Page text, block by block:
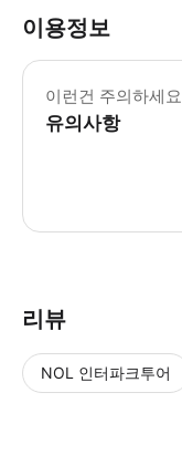
이용정보
이런건 주의하세요
유의사항
리뷰
NOL 인터파크투어